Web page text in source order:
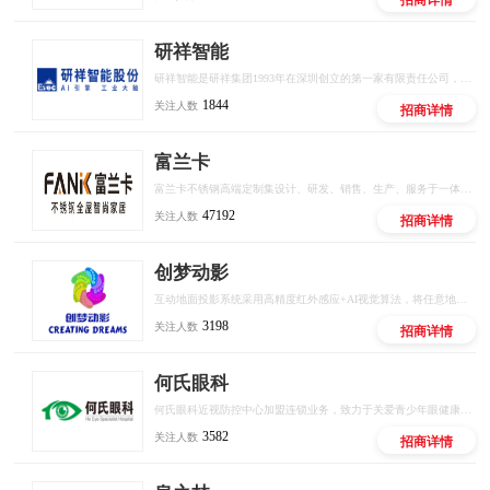
研祥智能
关注人数 1844 招商详情
富兰卡
关注人数 47192 招商详情
创梦动影
关注人数 3198 招商详情
何氏眼科
关注人数 3582 招商详情